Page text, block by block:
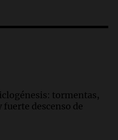
de Milán y su
y reflexiona
espiritual
tormentas,
descenso de